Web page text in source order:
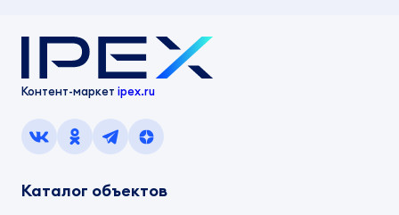
Контент-маркет ipex.ru
Каталог объектов